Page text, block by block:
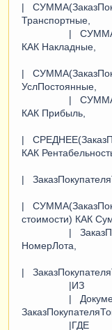
|
Транспортные,
|
КАК Накладные,
|
УслПостоянные,
|
КАК Прибыль,
|
КАК
|
|
стоимости) КАК
|
НомерЛота,
|
|ИЗ
|
|ГДЕ